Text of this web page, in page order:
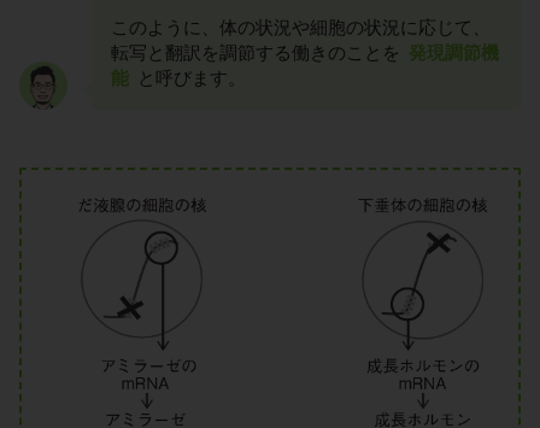
このように、体の状況や細胞の状況に応じて、
転写と翻訳を調節する働きのことを 発現調節機
能 と呼びます。